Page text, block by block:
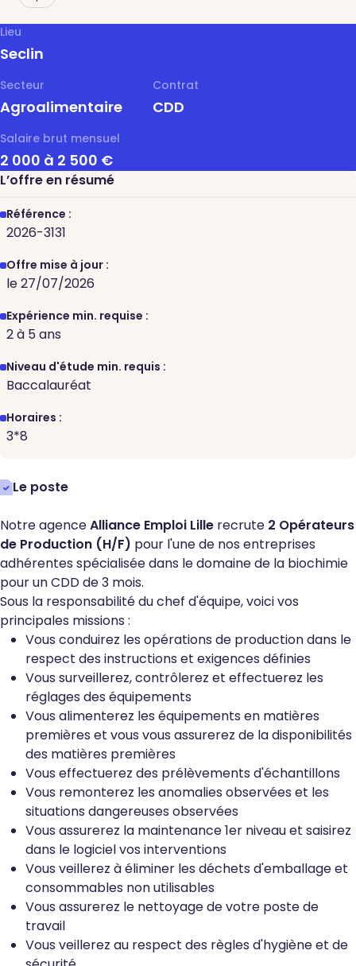
Lieu
Seclin
Secteur
Agroalimentaire
Contrat
CDD
Salaire brut mensuel
2 000 à 2 500 €
L’offre en résumé
Référence :
2026-3131
Offre mise à jour :
le 27/07/2026
Expérience min. requise :
2 à 5 ans
Niveau d'étude min. requis :
Baccalauréat
Horaires :
3*8
Le poste
Notre agenceAlliance Emploi Lille recrute 2 Opérateurs
de Production (H/F) pour l'une de nos entreprises
adhérentes spécialisée dans le domaine de la biochimie
pour un CDD de 3 mois.
Sous la responsabilité du chef d'équipe, voici vos
principales missions :
Vous conduirez les opérations de production dans le
respect des instructions et exigences définies
Vous surveillerez, contrôlerez et effectuerez les
réglages des équipements
Vous alimenterez les équipements en matières
premières et vous vous assurerez de la disponibilités
des matières premières
Vous effectuerez des prélèvements d'échantillons
Vous remonterez les anomalies observées et les
situations dangereuses observées
Vous assurerez la maintenance 1er niveau et saisirez
dans le logiciel vos interventions
Vous veillerez à éliminer les déchets d'emballage et
consommables non utilisables
Vous assurerez le nettoyage de votre poste de
travail
Vous veillerez au respect des règles d'hygiène et de